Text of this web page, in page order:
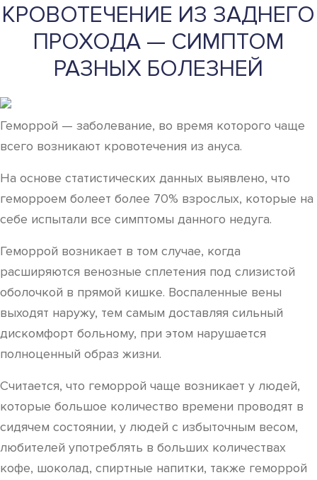
КРОВОТЕЧЕНИЕ ИЗ ЗАДНЕГО
ПРОХОДА — СИМПТОМ
РАЗНЫХ БОЛЕЗНЕЙ
Геморрой — заболевание, во время которого чаще
всего возникают кровотечения из ануса.
На основе статистических данных выявлено, что
геморроем болеет более 70% взрослых, которые на
себе испытали все симптомы данного недуга.
Геморрой возникает в том случае, когда
расширяются венозные сплетения под слизистой
оболочкой в прямой кишке. Воспаленные вены
выходят наружу, тем самым доставляя сильный
дискомфорт больному, при этом нарушается
полноценный образ жизни.
Считается, что геморрой чаще возникает у людей,
которые большое количество времени проводят в
сидячем состоянии, у людей с избыточным весом,
любителей употреблять в больших количествах
кофе, шоколад, спиртные напитки, также геморрой